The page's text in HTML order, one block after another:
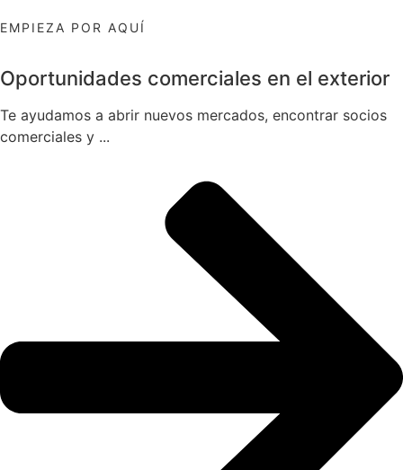
EMPIEZA POR AQUÍ
Oportunidades comerciales en el exterior
Te ayudamos a abrir nuevos mercados, encontrar socios
comerciales y ...